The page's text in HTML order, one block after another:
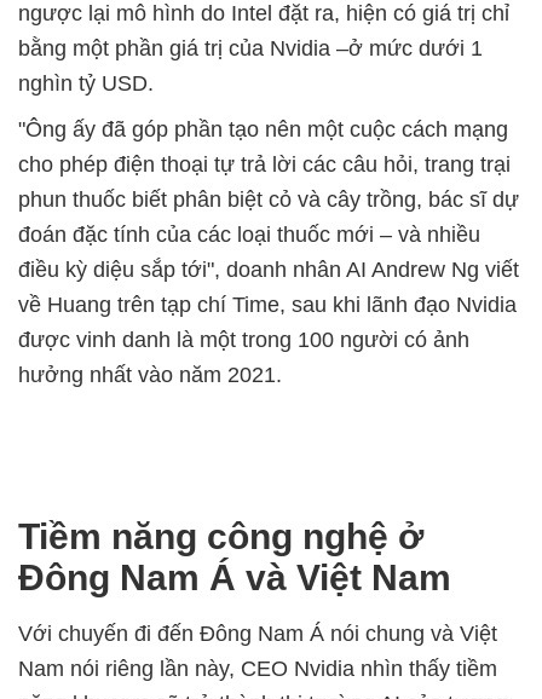
ngược lại mô hình do Intel đặt ra, hiện có giá trị chỉ
bằng một phần giá trị của Nvidia –ở mức dưới 1
nghìn tỷ USD.
"Ông ấy đã góp phần tạo nên một cuộc cách mạng
cho phép điện thoại tự trả lời các câu hỏi, trang trại
phun thuốc biết phân biệt cỏ và cây trồng, bác sĩ dự
đoán đặc tính của các loại thuốc mới – và nhiều
điều kỳ diệu sắp tới", doanh nhân AI Andrew Ng viết
về Huang trên tạp chí Time, sau khi lãnh đạo Nvidia
được vinh danh là một trong 100 người có ảnh
hưởng nhất vào năm 2021.
Tiềm năng công nghệ ở
Đông Nam Á và Việt Nam
Với chuyến đi đến Đông Nam Á nói chung và Việt
Nam nói riêng lần này, CEO Nvidia nhìn thấy tiềm